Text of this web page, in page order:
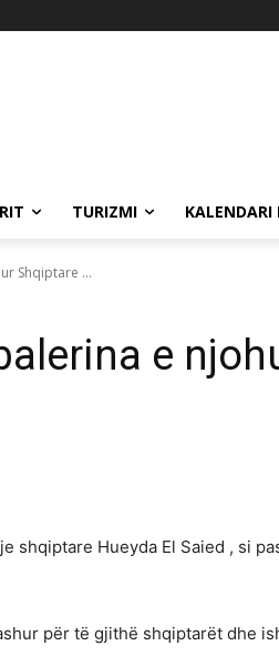
TURIZMI KALENDARI
Shqiptare …
e
shqiptare Hueyda El Saied , si
për të gjithë shqiptarët dhe